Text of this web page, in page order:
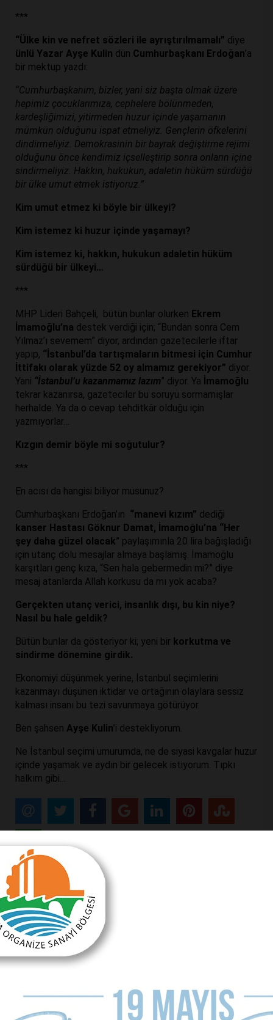
***
“Ülke kin ve nefret sözleri ile ayrıştırılmamalı” diye
ünlü Yazar Ayşe Kulin dün Cumhurbaşkanı Erdoğan’a
bir mektup yazdı:
“Cumhurbaşkanım, bizler, yani siz başta olmak üzere
hepimiz çocuklarımıza, cephelere bölünmeden,
kardeşliğimizi, yitirmeden huzur içinde yaşamanın
mümkün olduğunu ispat etmeliyiz. Gençlerin öfkelerini
dindirmeliyiz. Demokrasinin bir bayrak değiştirme rejimi
olduğunu önce kendimiz içselleştirip sonra onların içine
sindirmeliyiz. Hakkın, hukukun, adaletin hüküm sürdüğü
bir ülke umut etmek istiyoruz.”
Kim umut etmez ki böyle bir ülkeyi?
Kim istemez ki huzur içinde yaşamayı?
Kim istemez ki, hakkın, hukukun adaletin hüküm
sürdüğü bir ülkeyi…
***
MHP Lideri Bahçeli, bütün bunlar olurken Ekrem
İmamoğlu’na destek verdiği için; “Bundan sonra Cem
Yılmaz’ı sevemem” diyor, ardından gazetecilerle iftar
yapıp, “İstanbul’da tartışmaların bitmesi için Cumhur
İttifakı olarak yüzde 52 oy almamız gerekiyor” diyor.
Yani “İstanbul’u kazanmamız lazım” diyor. Ya İmamoğlu
tekrar kazanırsa, gazeteciler bu soruyu sormamışlar
herhalde. Ya da o cevap tehditkâr olduğu için
yazmıyorlar…
Kızgın demir böyle mi soğutulur?
***
En acısı da hangisi biliyor musunuz?
Cumhurbaşkanı Erdoğan’ın “manevi kızım” dediği
kanser Hastası Göknur Damat, İmamoğlu’na “Her
şey daha güzel olacak” paylaşımınla 20 lira bağışladığı
için utanç dolu mesajlar almaya başlamış. İmamoğlu
karşıtları genç kıza, “Sen hala gebermedin mi?” diye
mesaj atanlarda Allah korkusu da mı yok acaba?
Gerçekten utanç verici, insanlık dışı, bu kin niye?
Nasıl bu hale geldik?
Bütün bunlar da gösteriyor ki; yeni bir korkutma ve
sindirme dönemine girdik.
Ekonomiyi düşünmek yerine, İstanbul seçimlerini
kazanmayı düşünen iktidar ve ortağının olaylara sessiz
kalması insanı bu tezi savunmaya götürüyor.
Ben şahsen Ayşe Kulin’i destekliyorum.
Ne İstanbul seçimi umurumda, ne de siyasi kavgalar huzur
içinde yaşamak ve aydın bir gelecek istiyorum. Tıpkı
halkım gibi…
Önceki Makale
Ülke tanıtımında slogan lazım
MAKALE YORUMLARI